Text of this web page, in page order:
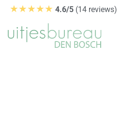
★★★★★ 4.6/5 (14 reviews)